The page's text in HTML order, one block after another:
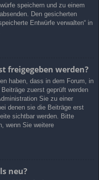
speichern und zu einem
Den gesicherten
Entwürfe verwalten“ in
freigegeben werden?
haben, dass in dem Forum, in
zuerst geprüft werden
Sie zu einer
denen sie die Beiträge erst
sichtbar werden. Bitte
wenn Sie weitere
neu?